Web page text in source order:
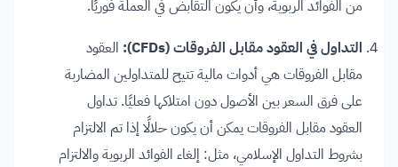
من الفوائد الربوية، وأن يكون التقابض في العملة فوريًا.
التداول في العقود مقابل الفروقات (CFDs):
العقود
مقابل الفروقات هي أدوات مالية تتيح للمتداولين المضاربة
على فرق السعر بين الأصول دون امتلاكها فعليًا. تداول
العقود مقابل الفروقات يمكن أن يكون حلالًا إذا تم الالتزام
بشروط التداول الإسلامي، مثل: إلغاء الفوائد الربوية والالتزام